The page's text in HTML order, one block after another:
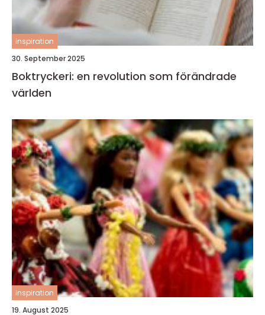
inspiration
30. September 2025
Boktryckeri: en revolution som förändrade
världen
inspiration
19. August 2025